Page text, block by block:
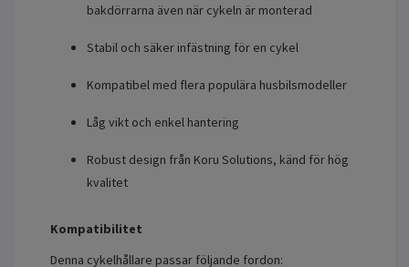
bakdörrarna även när cykeln är monterad
Stabil och säker infästning för en cykel
Kompatibel med flera populära husbilsmodeller
Låg vikt och enkel hantering
Robust design från Koru Solutions, känd för hög
kvalitet
Kompatibilitet
Denna cykelhållare passar följande fordon: